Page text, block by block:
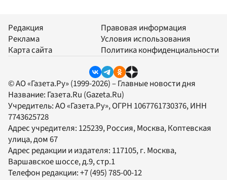
Редакция
Реклама
Карта сайта
Правовая информация
Условия использования
Политика конфиденциальности
© АО «Газета.Ру» (1999-2026) – Главные новости дня
Название: Газета.Ru (Gazeta.Ru)
Учредитель:АО «Газета.Ру», ОГРН 1067761730376, ИНН
7743625728
Адрес учредителя: 125239, Россия, Москва, Коптевская
улица, дом 67
Адрес редакции и издателя: 117105, г. Москва,
Варшавское шоссе, д.9, стр.1
Телефон редакции:+7 (495) 785-00-12